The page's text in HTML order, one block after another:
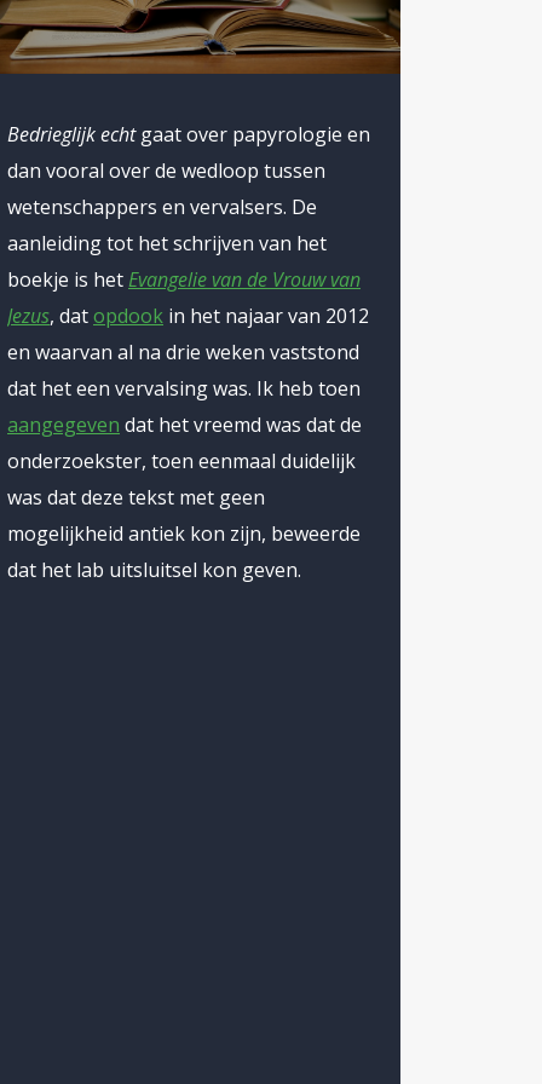
Bedrieglijk echtgaat over papyrologie en
dan vooral over de wedloop tussen
wetenschappers en vervalsers. De
aanleiding tot het schrijven van het
boekje is hetEvangelie van de Vrouw van
Jezus, datopdook in het najaar van 2012
en waarvan al na drie weken vaststond
dat het een vervalsing was. Ik heb toen
aangegeven dat het vreemd was dat de
onderzoekster, toen eenmaal duidelijk
was dat deze tekst met geen
mogelijkheid antiek kon zijn, beweerde
dat het lab uitsluitsel kon geven.